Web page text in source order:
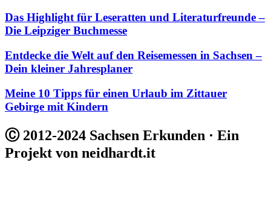
Das Highlight für Leseratten und Literaturfreunde –
Die Leipziger Buchmesse
Entdecke die Welt auf den Reisemessen in Sachsen –
Dein kleiner Jahresplaner
Meine 10 Tipps für einen Urlaub im Zittauer
Gebirge mit Kindern
Ⓒ 2012-2024 Sachsen Erkunden · Ein
Projekt von neidhardt.it